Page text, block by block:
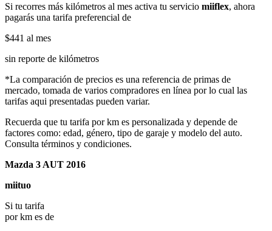
Si recorres más kilómetros al mes activa tu servicio miiflex, ahora
pagarás una tarifa preferencial de
$441 al mes
sin reporte de kilómetros
*La comparación de precios es una referencia de primas de
mercado, tomada de varios compradores en línea por lo cual las
tarifas aqui presentadas pueden variar.
Recuerda que tu tarifa por km es personalizada y depende de
factores como: edad, género, tipo de garaje y modelo del auto.
Consulta términos y condiciones.
Mazda 3 AUT 2016
miituo
Si tu tarifa
por km es de